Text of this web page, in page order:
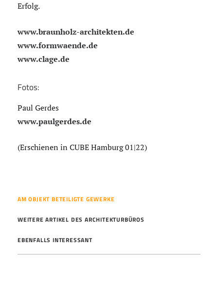
Erfolg.
www.braunholz-architekten.de
www.formwaende.de
www.clage.de
Fotos:
Paul Gerdes
www.paulgerdes.de
(Erschienen in CUBE Hamburg 01|22)
AM OBJEKT BETEILIGTE GEWERKE
WEITERE ARTIKEL DES ARCHITEKTURBÜROS
EBENFALLS INTERESSANT